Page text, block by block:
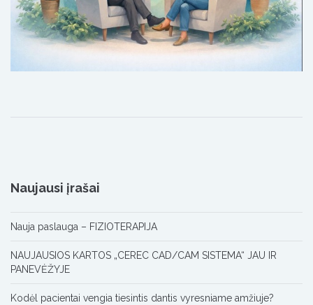
Naujausi įrašai
Nauja paslauga – FIZIOTERAPIJA
NAUJAUSIOS KARTOS „CEREC CAD/CAM SISTEMA“ JAU IR
PANEVĖŽYJE
Kodėl pacientai vengia tiesintis dantis vyresniame amžiuje?